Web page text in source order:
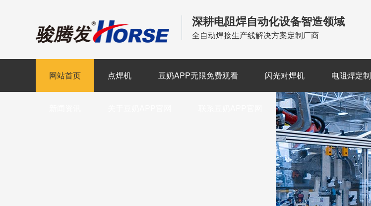
深耕电阻焊自动化设备智造领域
全自动焊接生产线解决方案定制厂商
网站首页 点焊机 豆奶APP无限免费观看 闪光对焊机 电阻焊定制